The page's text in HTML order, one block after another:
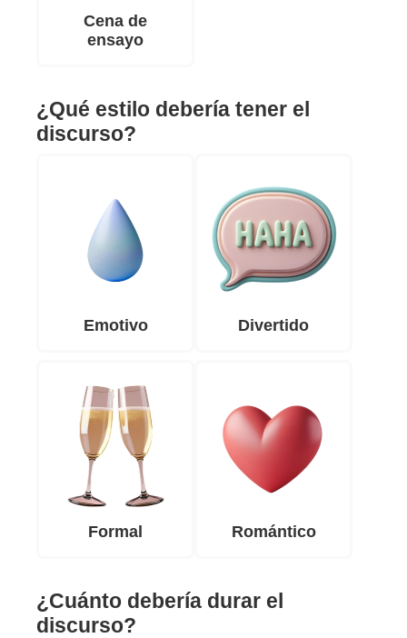
Cena de
ensayo
¿Qué estilo debería tener el
discurso?
Emotivo Divertido
Formal Romántico
¿Cuánto debería durar el
discurso?